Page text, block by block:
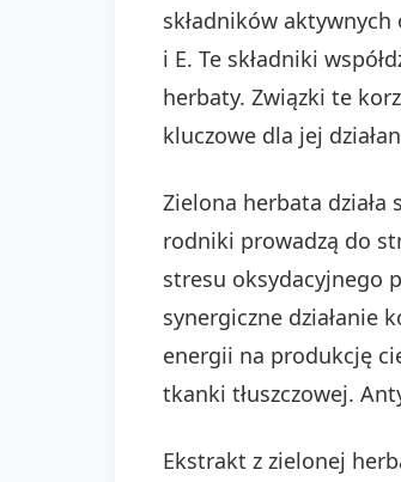
składników
i E. Te składniki
herbaty. Związki te
kluczowe dla jej
Zielona herbata
rodniki prowadzą do
stresu oksydacyjnego
synergiczne działanie
energii na produkcję
tkanki tłuszczowej.
Ekstrakt z zielonej